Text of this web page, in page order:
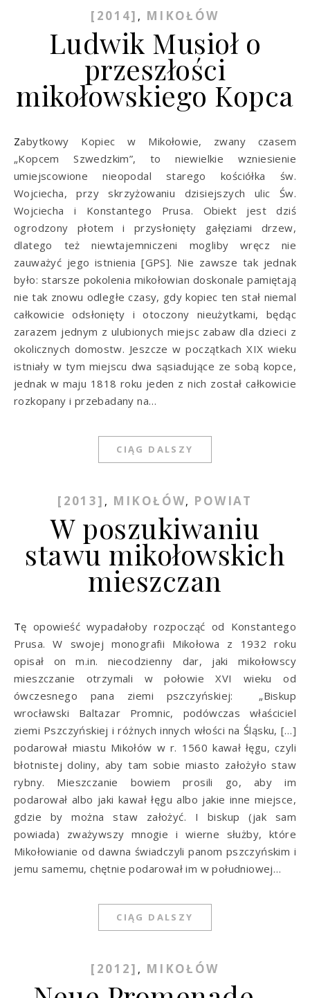
[2014] , MIKOŁÓW
Ludwik Musioł o
przeszłości
mikołowskiego Kopca
Zabytkowy Kopiec w Mikołowie, zwany czasem
„Kopcem Szwedzkim”, to niewielkie wzniesienie
umiejscowione nieopodal starego kościółka św.
Wojciecha, przy skrzyżowaniu dzisiejszych ulic Św.
Wojciecha i Konstantego Prusa. Obiekt jest dziś
ogrodzony płotem i przysłonięty gałęziami drzew,
dlatego też niewtajemniczeni mogliby wręcz nie
zauważyć jego istnienia [GPS]. Nie zawsze tak jednak
było: starsze pokolenia mikołowian doskonale pamiętają
nie tak znowu odległe czasy, gdy kopiec ten stał niemal
całkowicie odsłonięty i otoczony nieużytkami, będąc
zarazem jednym z ulubionych miejsc zabaw dla dzieci z
okolicznych domostw. Jeszcze w początkach XIX wieku
istniały w tym miejscu dwa sąsiadujące ze sobą kopce,
jednak w maju 1818 roku jeden z nich został całkowicie
rozkopany i przebadany na…
CIĄG DALSZY
[2013] , MIKOŁÓW, POWIAT
W poszukiwaniu
stawu mikołowskich
mieszczan
Tę opowieść wypadałoby rozpocząć od Konstantego
Prusa. W swojej monografii Mikołowa z 1932 roku
opisał on m.in. niecodzienny dar, jaki mikołowscy
mieszczanie otrzymali w połowie XVI wieku od
ówczesnego pana ziemi pszczyńskiej: „Biskup
wrocławski Baltazar Promnic, podówczas właściciel
ziemi Pszczyńskiej i różnych innych włości na Śląsku, […]
podarował miastu Mikołów w r. 1560 kawał łęgu, czyli
błotnistej doliny, aby tam sobie miasto założyło staw
rybny. Mieszczanie bowiem prosili go, aby im
podarował albo jaki kawał łęgu albo jakie inne miejsce,
gdzie by można staw założyć. I biskup (jak sam
powiada) zważywszy mnogie i wierne służby, które
Mikołowianie od dawna świadczyli panom pszczyńskim i
jemu samemu, chętnie podarował im w południowej…
CIĄG DALSZY
[2012] , MIKOŁÓW